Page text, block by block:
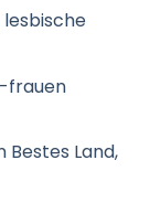
frauen
Land,